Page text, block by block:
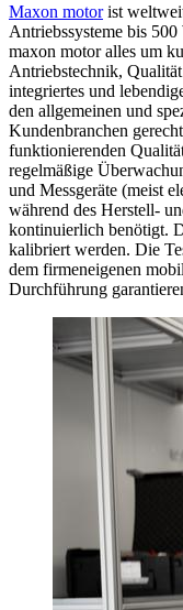
Maxon motorist
Antriebssysteme bis
maxon motor alles um
Antriebstechnik,
integriertes und
den allgemeinen und
Kundenbranchen
funktionierenden
regelmäßige
und Messgeräte (meist
während des Herstell-
kontinuierlich benötigt.
kalibriert werden. Die
dem firmeneigenen
Durchführung